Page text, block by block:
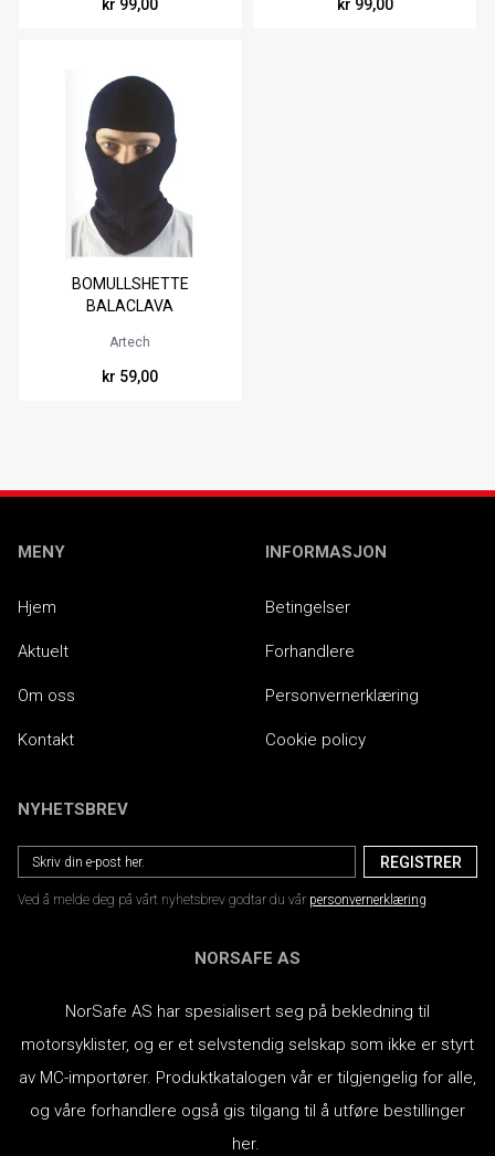
kr 99,00 kr 99,00
BOMULLSHETTE
BALACLAVA
Artech
kr 59,00
MENY
Hjem
Aktuelt
Om oss
Kontakt
INFORMASJON
Betingelser
Forhandlere
Personvernerklæring
Cookie policy
NYHETSBREV
Ved å melde deg på vårt nyhetsbrev godtar du vår personvernerklæring
NORSAFE AS
NorSafe AS har spesialisert seg på bekledning til
motorsyklister, og er et selvstendig selskap som ikke er styrt
av MC-importører. Produktkatalogen vår er tilgjengelig for alle,
og våre forhandlere også gis tilgang til å utføre bestillinger
her.